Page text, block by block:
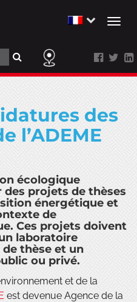
des
l’ADEME
écologique
projets de thèses
énergétique et
de
Ces projets doivent
laboratoire
thèse et un
ou privé.
et de la
est devenue Agence de la